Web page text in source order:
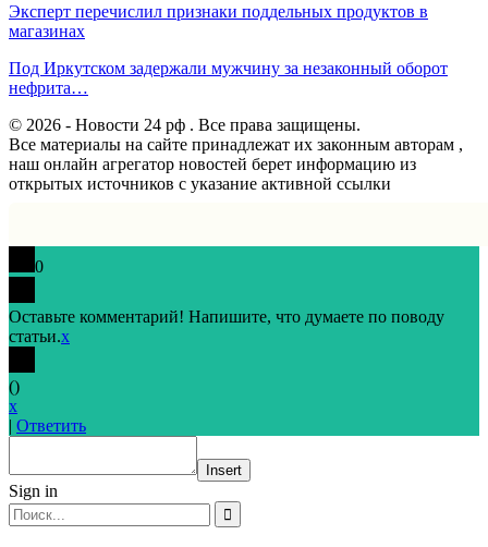
Эксперт перечислил признаки поддельных продуктов в
магазинах
Под Иркутском задержали мужчину за незаконный оборот
нефрита…
© 2026 - Новости 24 рф . Все права защищены.
Все материалы на сайте принадлежат их законным авторам ,
наш онлайн агрегатор новостей берет информацию из
открытых источников с указание активной ссылки
0
Оставьте комментарий! Напишите, что думаете по поводу
статьи.x
()
x
| Ответить
Insert
Sign in